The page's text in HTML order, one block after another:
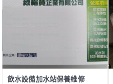
飲水設備加水站保養維修